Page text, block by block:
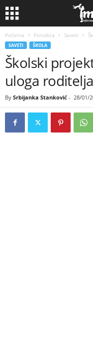
Početna Porodica Saveti
SAVETI ŠKOLA
Školski
uloga roditelja
By Srbijanka Stanković - 28/01/